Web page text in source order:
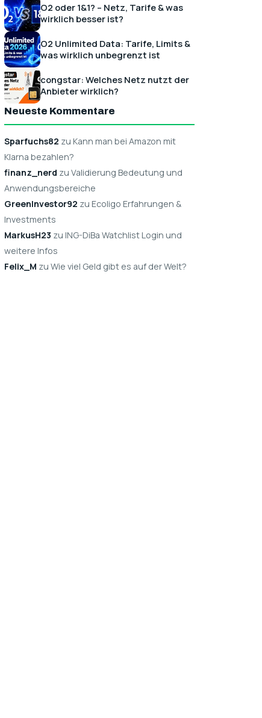
O2 oder 1&1? – Netz, Tarife & was
wirklich besser ist?
O2 Unlimited Data: Tarife, Limits &
was wirklich unbegrenzt ist
congstar: Welches Netz nutzt der
Anbieter wirklich?
Neueste Kommentare
Sparfuchs82 zu Kann man bei Amazon mit
Klarna bezahlen?
finanz_nerd zu Validierung Bedeutung und
Anwendungsbereiche
GreenInvestor92 zu Ecoligo Erfahrungen &
Investments
MarkusH23 zu ING-DiBa Watchlist Login und
weitere Infos
Felix_M zu Wie viel Geld gibt es auf der Welt?